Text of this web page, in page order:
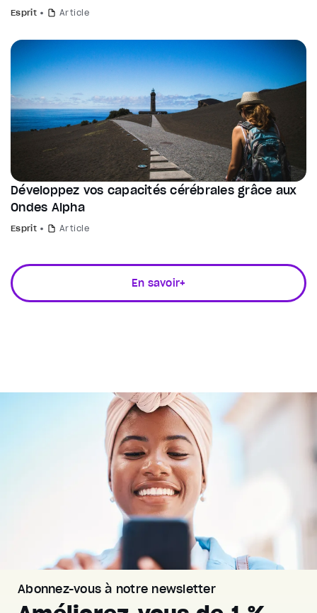
Esprit Article
Développez vos capacités cérébrales grâce aux
Ondes Alpha
Esprit Article
En savoir+
Abonnez-vous à notre newsletter